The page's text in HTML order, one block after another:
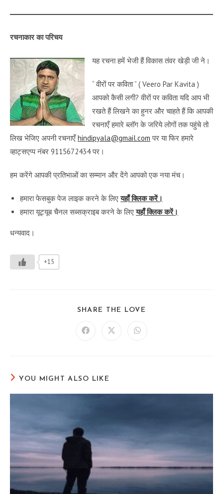
रचनाकार का परिचय
यह रचना हमें भेजी हैं विकास तंवर खेड़ी जी ने।
“ वीरों पर कविता ” ( Veero Par Kavita )
आपको कैसी लगी? वीरों पर कविता यदि आप भी
रखते हैं लिखने का हुनर और चाहते हैं कि आपकी
रचनाएँ हमारे ब्लॉग के जरिये लोगों तक पहुंचे तो
लिख भेजिए अपनी रचनाएँhindipyala@gmail.com पर या फिर हमारे
व्हाट्सएप्प नंबर 9115672434 पर।
हम करेंगे आपकी प्रतिभाओं का सम्मान और देंगे आपको एक नया मंच।
हमारा फेसबुक पेज लाइक करने के लिएयहाँ क्लिक करें।
हमारा यूट्यूब चैनल सब्सक्राइब करने के लिएयहाँ क्लिक करें।
धन्यवाद।
+15
SHARE THE LOVE
Opens Opens Opens
YOU MIGHT ALSO LIKE